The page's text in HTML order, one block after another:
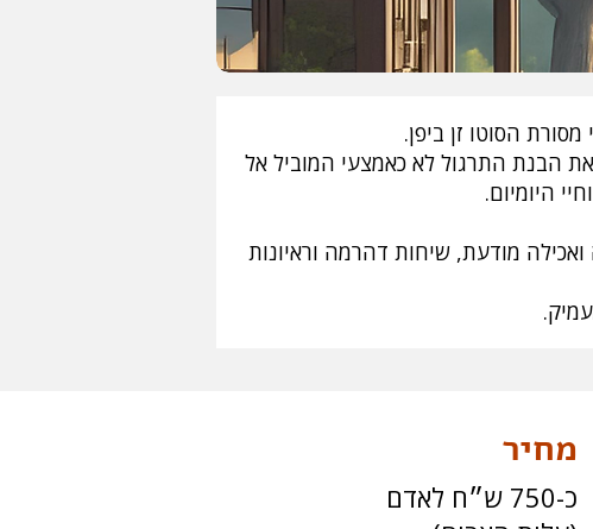
הבנת התרגול לא כאמצעי המוביל אל
היומיום.
מודעת, שיחות דהרמה וראיונות
מחיר
כ-750 ש״ח לאדם